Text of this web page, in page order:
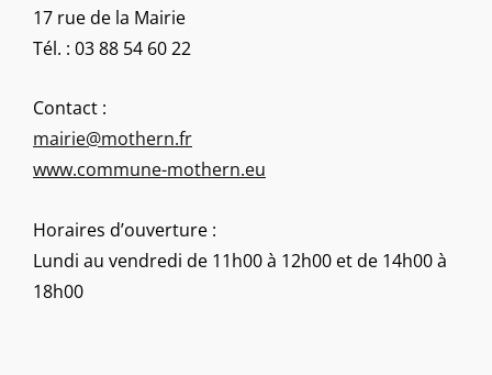
17 rue de la Mairie
Tél. : 03 88 54 60 22
Contact :
mairie@mothern.fr
www.commune-mothern.eu
Horaires d’ouverture :
Lundi au vendredi de 11h00 à 12h00 et de 14h00 à
18h00